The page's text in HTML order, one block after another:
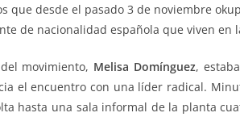
que desde el pasado 3 de noviembre
de nacionalidad española que viven en
movimiento, Melisa Domínguez,
el encuentro con una líder radical.
hasta una sala informal de la planta